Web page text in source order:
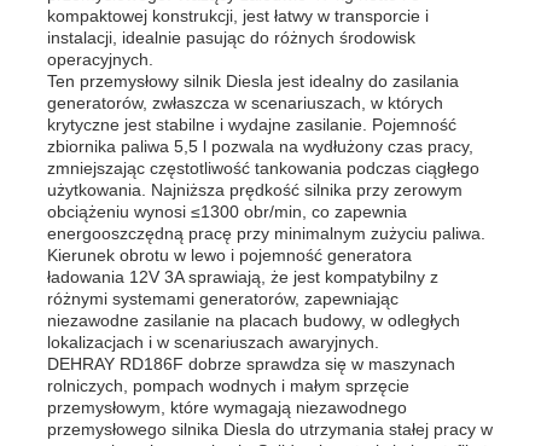
kompaktowej konstrukcji, jest łatwy w transporcie i
instalacji, idealnie pasując do różnych środowisk
operacyjnych.
Ten przemysłowy silnik Diesla jest idealny do zasilania
generatorów, zwłaszcza w scenariuszach, w których
krytyczne jest stabilne i wydajne zasilanie. Pojemność
zbiornika paliwa 5,5 l pozwala na wydłużony czas pracy,
zmniejszając częstotliwość tankowania podczas ciągłego
użytkowania. Najniższa prędkość silnika przy zerowym
obciążeniu wynosi ≤1300 obr/min, co zapewnia
energooszczędną pracę przy minimalnym zużyciu paliwa.
Kierunek obrotu w lewo i pojemność generatora
ładowania 12V 3A sprawiają, że jest kompatybilny z
różnymi systemami generatorów, zapewniając
niezawodne zasilanie na placach budowy, w odległych
lokalizacjach i w scenariuszach awaryjnych.
DEHRAY RD186F dobrze sprawdza się w maszynach
rolniczych, pompach wodnych i małym sprzęcie
przemysłowym, które wymagają niezawodnego
przemysłowego silnika Diesla do utrzymania stałej pracy w